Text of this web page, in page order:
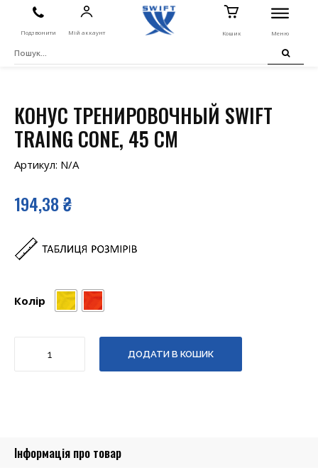
Подзвонити Мій аккаунт Кошик Меню
КОНУС ТРЕНИРОВОЧНЫЙ SWIFT
TRAING CONE, 45 СМ
Артикул: N/A
194,38₴
Колір
тренировочный
кількість
ДОДАТИ В КОШИК
Інформація про товар